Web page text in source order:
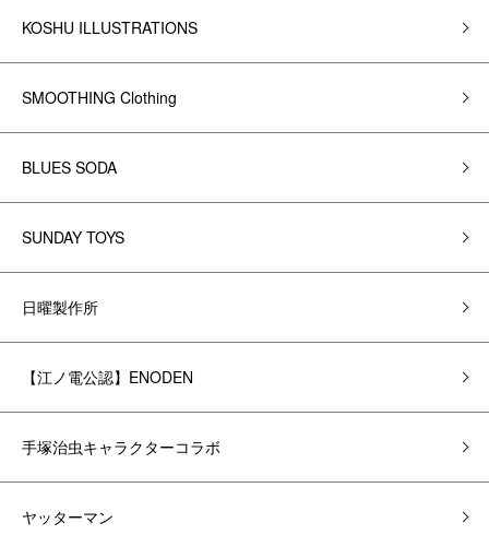
KOSHU ILLUSTRATIONS
SMOOTHING Clothing
BLUES SODA
SUNDAY TOYS
日曜製作所
【江ノ電公認】ENODEN
手塚治虫キャラクターコラボ
ヤッターマン